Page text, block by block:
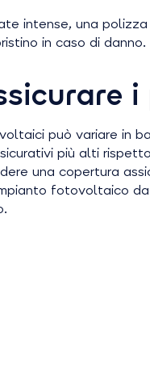
intense, una
in caso di danno.
può variare in
più alti
una copertura
fotovoltaico